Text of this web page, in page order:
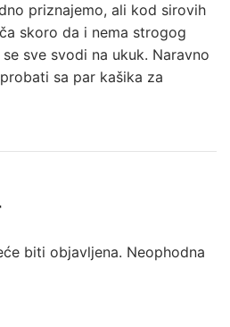
priznajemo, ali kod sirovih
skoro da i nema strogog
sve svodi na ukuk. Naravno
sa par kašika za
biti objavljena. Neophodna